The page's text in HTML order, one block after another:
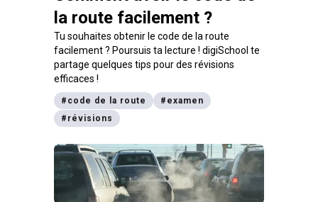
la route facilement ?
Tu souhaites obtenir le code de la route
facilement ? Poursuis ta lecture ! digiSchool te
partage quelques tips pour des révisions
efficaces !
# code de la route # examen
# révisions